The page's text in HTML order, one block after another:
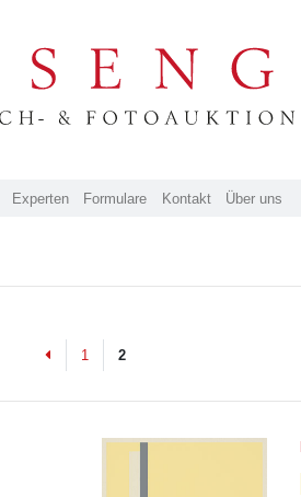
Experten Formulare Kontakt Über uns
Previous
1 2